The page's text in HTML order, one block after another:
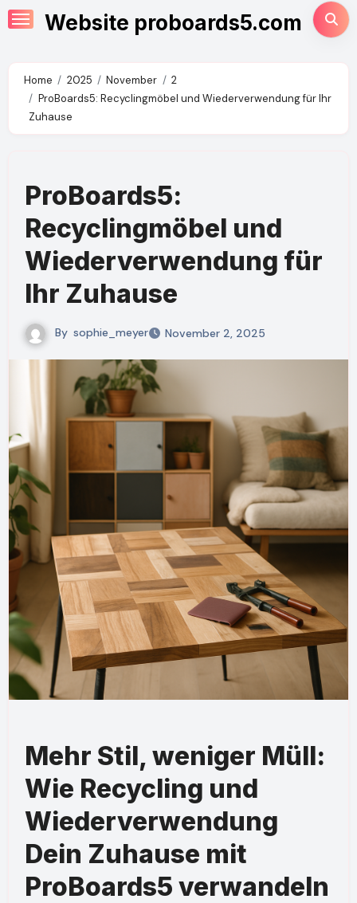
Skip
to
Website proboards5.com
Home 2025 November
2
ProBoards5: Recyclingmöbel und Wiederverwendung für Ihr
Zuhause
ProBoards5:
Recyclingmöbel und
Wiederverwendung für
Ihr Zuhause
By sophie_meyer November 2, 2025
Mehr Stil, weniger Müll:
Wie Recycling und
Wiederverwendung
Dein Zuhause mit
ProBoards5 verwandeln